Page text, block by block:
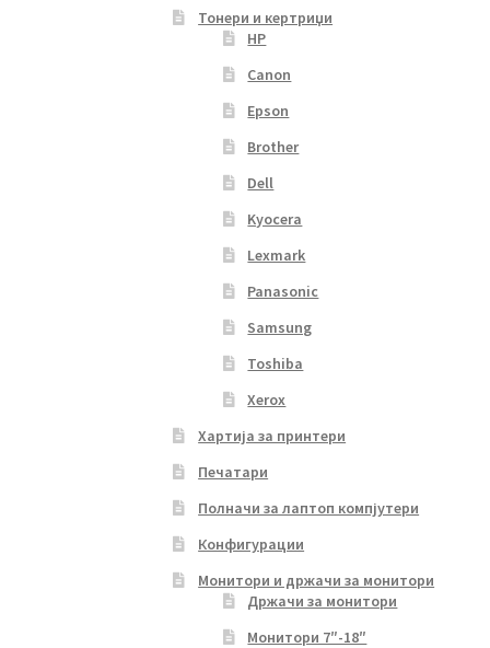
Тонери и кертриџи
HP
Canon
Epson
Brother
Dell
Kyocera
Lexmark
Panasonic
Samsung
Toshiba
Xerox
Хартија за принтери
Печатари
Полначи за лаптоп компјутери
Конфигурации
Монитори и држачи за монитори
Држачи за монитори
Монитори 7″-18″